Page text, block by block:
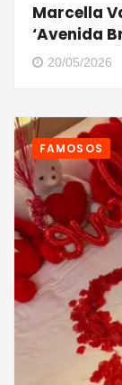
Marcella
‘Avenida
20/05/2026
FAMOSOS